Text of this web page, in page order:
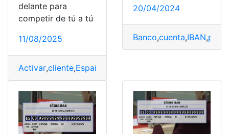
delante para
competir de tú a tú
11/08/2025
Activar,cliente,España
20/04/2024
Banco,cuenta,IBAN,